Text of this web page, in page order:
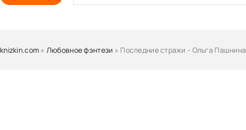
knizkin.com » Любовное фэнтези » Последние стражи - Ольга Пашнина